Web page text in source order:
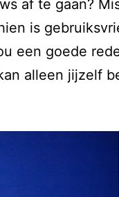
af te gaan?
is
een goede
alleen jijzelf